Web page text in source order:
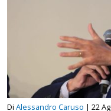
Di Alessandro Caruso | 22